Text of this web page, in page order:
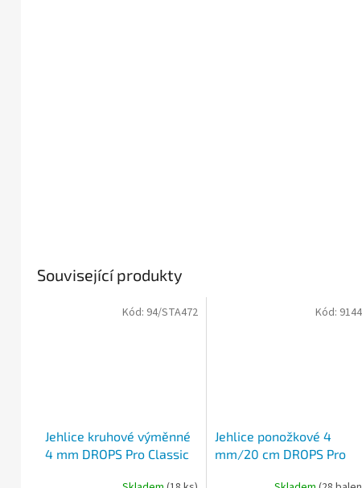
Související produkty
Jehlice kruhové výměnné
4 mm DROPS Pro Classic
Kód: 94/STA472
Jehlice ponožkové 4
mm/20 cm DROPS Pro
Kód: